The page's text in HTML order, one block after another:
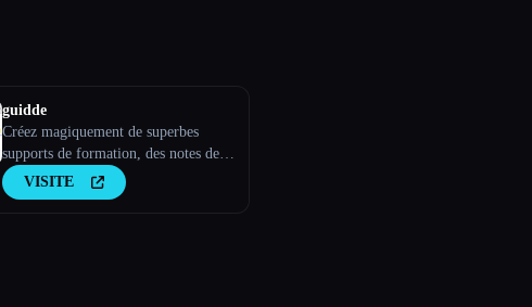
guidde
Créez magiquement de superbes
supports de formation, des notes de
fonctionnalités, des SOP, des guides
d''intégration, des guides pratiques,
VISITE